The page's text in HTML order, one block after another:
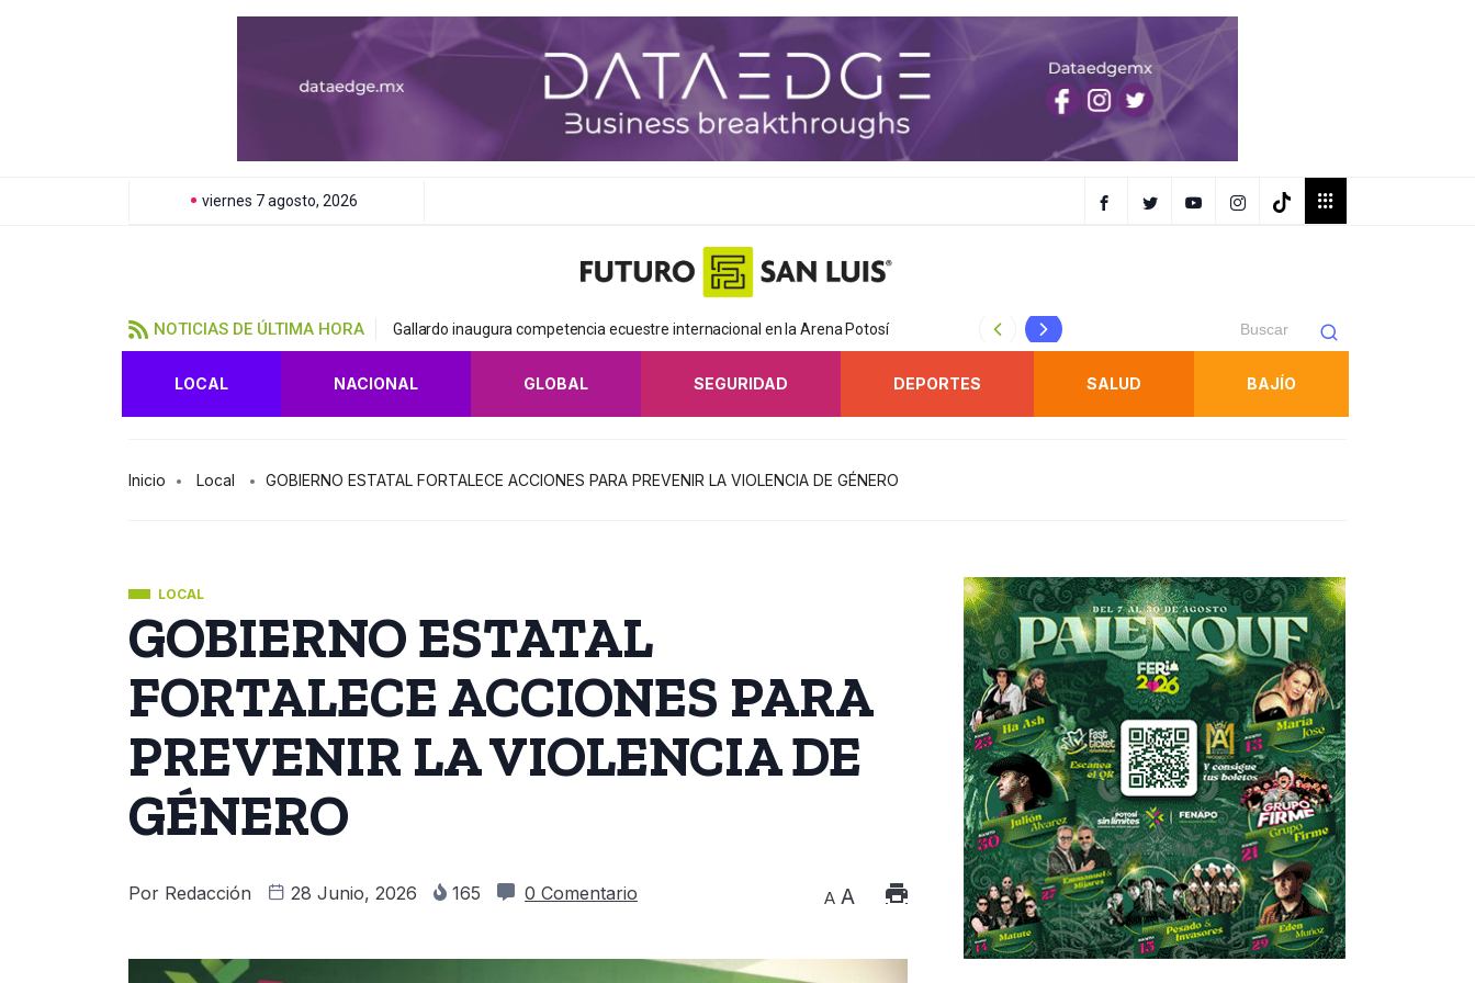
viernes 7 agosto, 2026
NOTICIAS DE ÚLTIMA HORA Gallardo inaugura competencia ecuestre internacional en la Arena Potosí DETIENE FISCALÍA A PROBABLE RESPONSABLE DE
LOCAL NACIONAL GLOBAL SEGURIDAD DEPORTES SALUD BAJÍO
Inicio Local GOBIERNO ESTATAL FORTALECE ACCIONES PARA PREVENIR LA VIOLENCIA DE GÉNERO
LOCAL
GOBIERNO ESTATAL
FORTALECE ACCIONES PARA
PREVENIR LA VIOLENCIA DE
GÉNERO
Por Redacción 28 Junio, 2026 165 0 Comentario A A